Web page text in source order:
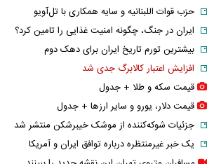
حزب قوات اللبنانیه و سایه همکاری با تل‌آویو
ایران در جنگ، چگونه امنیت غذایی را تامین کرد؟
بیشترین تورم تاریخ ایران برای دهک دوم
افزایش اعتبار کالابرگ جدی شد
قیمت سکه و طلا + جدول
قیمت دلار، یورو و سایر ارز‌ها + جدول
جزئیات شوکه‌کننده از موشک خیبرشکن منتشر شد
یک خبر غیرمنتظره درباره توافق ایران و آمریکا